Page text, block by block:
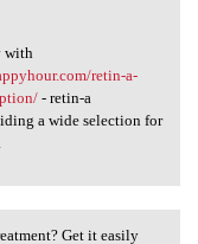
with
retin-a-
- retin-a
a wide selection for
Get it easily